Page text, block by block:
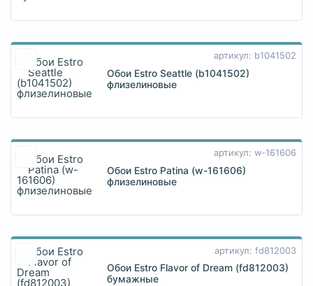
артикул: b1041502
Обои Estro Seattle (b1041502)
флизелиновые
артикул: w-161606
Обои Estro Patina (w-161606)
флизелиновые
артикул: fd812003
Обои Estro Flavor of Dream (fd812003)
бумажные